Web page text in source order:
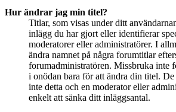
Hur ändrar jag min titel?
Titlar, som visas under ditt
inlägg du har gjort eller identifierar
moderatorer eller administratörer. I
ändra namnet på några forumtitlar
forumadministratören. Missbruka inte
i onödan bara för att ändra din titel.
inte detta och en moderator eller
enkelt att sänka ditt inläggsantal.